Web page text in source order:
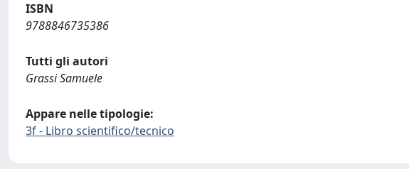
ISBN
9788846735386
Tutti gli autori
Grassi Samuele
Appare nelle tipologie:
3f - Libro scientifico/tecnico